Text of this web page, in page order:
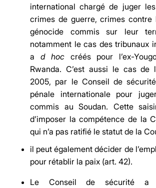
international chargé de juger
crimes de guerre, crimes contre
génocide commis sur leur
notamment le cas des tribunaux
a d hoccréés pour l’ex-
Rwanda. C’est aussi le cas de
2005, par le Conseil de
pénale internationale pour
commis au Soudan. Cette
d’imposer la compétence de la
qui n’a pas ratifié le statut de la
il peut également décider de
pour rétablir la paix (art. 42).
Le Conseil de sécurité a